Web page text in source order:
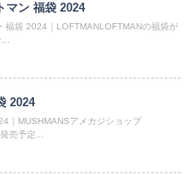
マン 福袋 2024
福袋 2024｜LOFTMANLOFTMANの福袋が
...
2024
｜MUSHMANSアメカジショップ
売予定...